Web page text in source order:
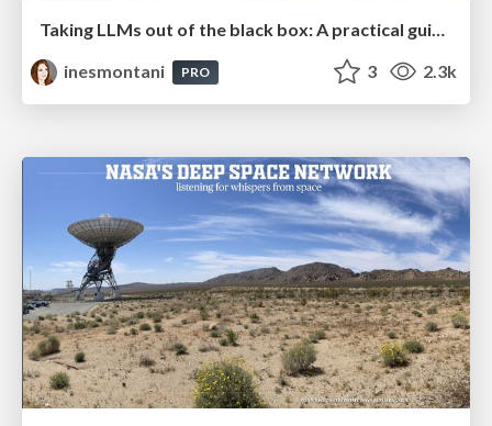
Taking LLMs out of the black box: A practical guide to human-in-the-loop distillation
inesmontani
PRO 3 2.3k